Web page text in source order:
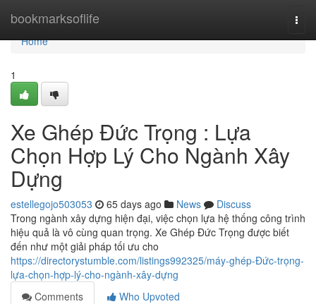
bookmarksoflife
Home
Home
1
Xe Ghép Đức Trọng : Lựa
Chọn Hợp Lý Cho Ngành Xây
Dựng
estellegojo503053 65 days ago News
Discuss
Trong ngành xây dựng hiện đại, việc chọn lựa hệ thống công trình
hiệu quả là vô cùng quan trọng. Xe Ghép Đức Trọng được biết
đến như một giải pháp tối ưu cho
https://directorystumble.com/listings992325/máy-ghép-Đức-trọng-
lựa-chọn-hợp-lý-cho-ngành-xây-dựng
Comments
Who Upvoted